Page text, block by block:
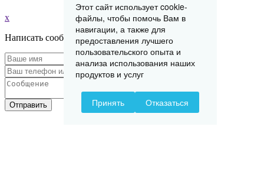
x
Написать сообщение
Отправить
Этот сайт использует cookie-
файлы, чтобы помочь Вам в
навигации, а также для
предоставления лучшего
пользовательского опыта и
анализа использования наших
продуктов и услуг
Принять Отказаться